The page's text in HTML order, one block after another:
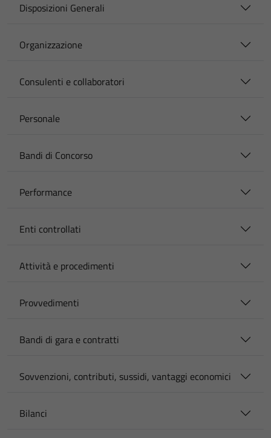
Disposizioni Generali
Organizzazione
Consulenti e collaboratori
Personale
Bandi di Concorso
Performance
Enti controllati
Attività e procedimenti
Provvedimenti
Bandi di gara e contratti
Sovvenzioni, contributi, sussidi, vantaggi economici
Bilanci